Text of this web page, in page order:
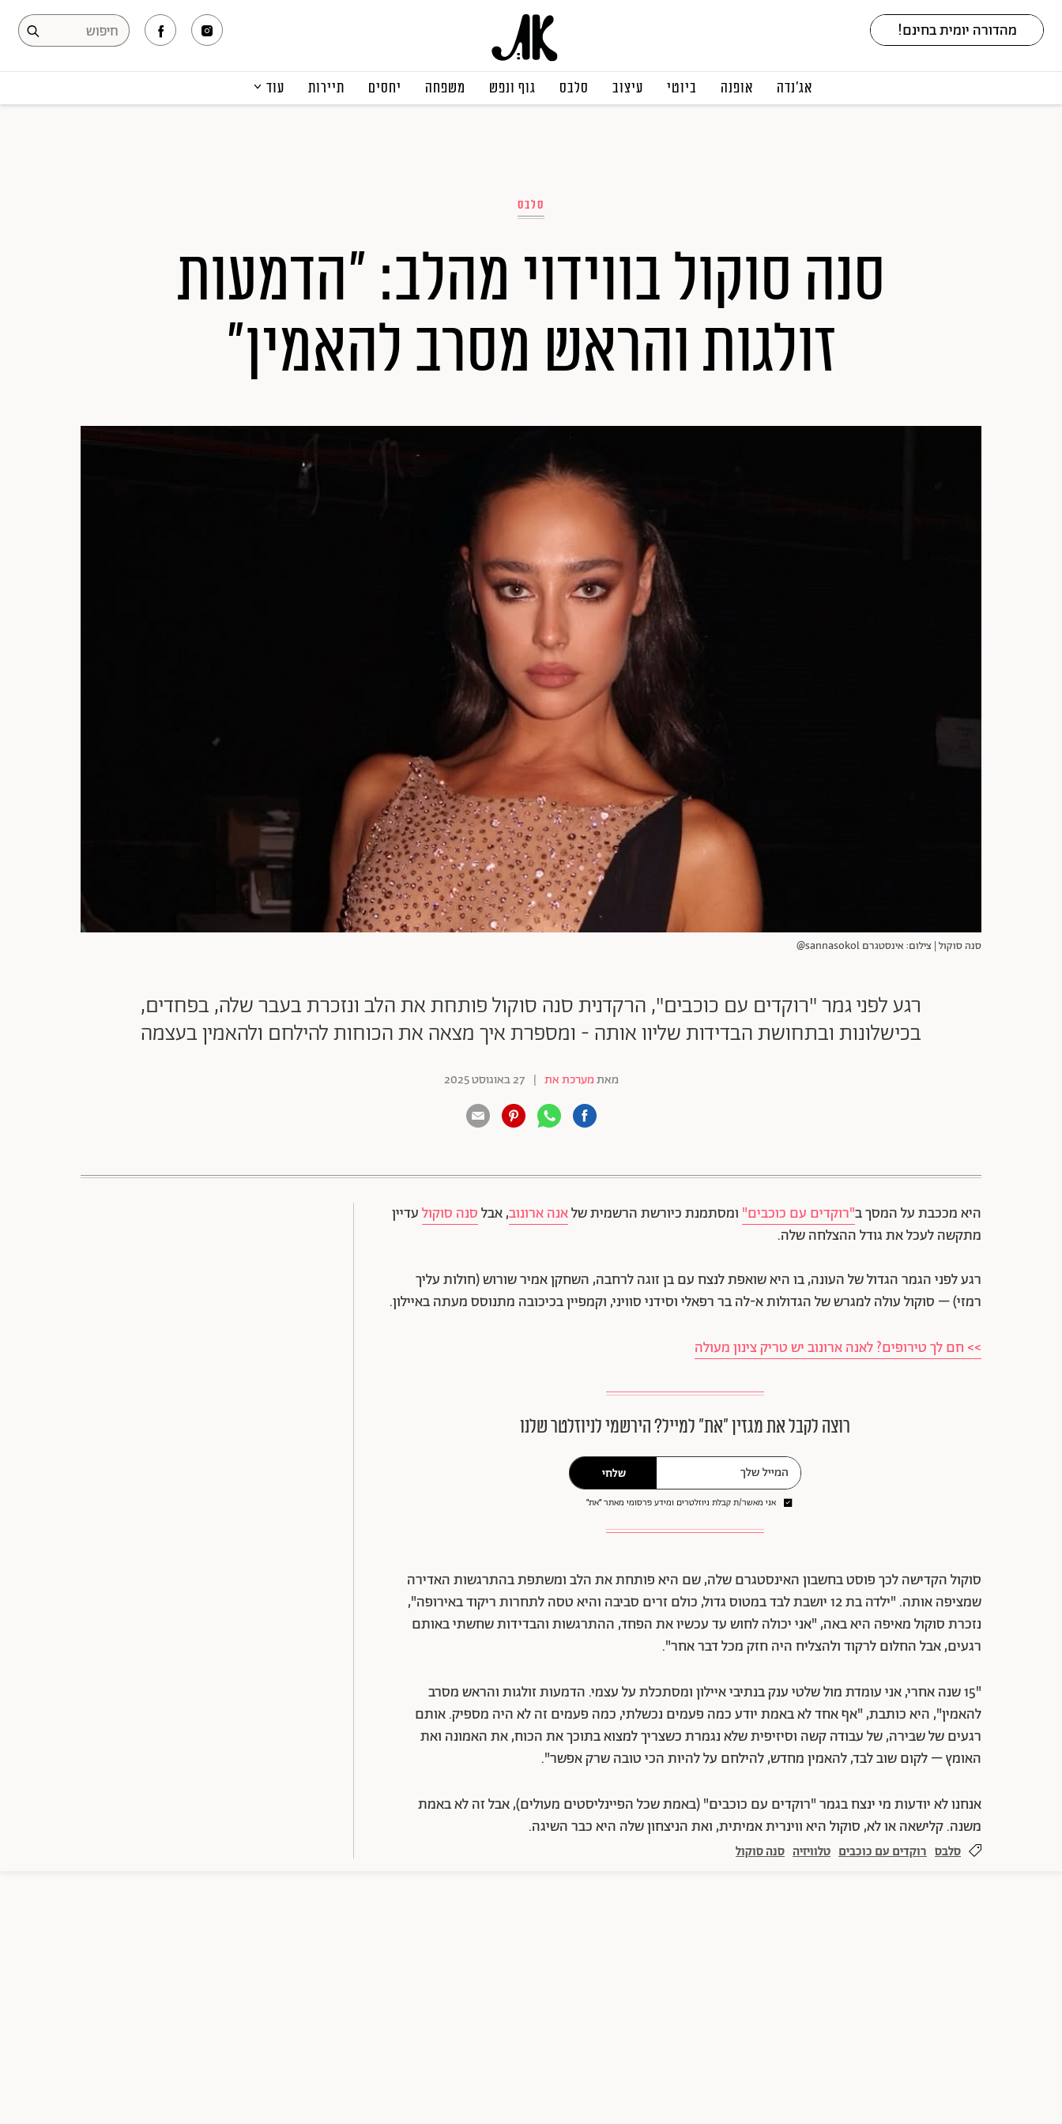
אג׳נדה אופנה ביוטי עיצוב סלבס גוף ונפש משפחה יחסים תיירות עוד
סלבס
סנה סוקול בווידוי מהלב: "הדמעות
זולגות והראש מסרב להאמין"
סנה סוקול | צילום: אינסטגרם sannasokol@
רגע לפני גמר "רוקדים עם כוכבים", הרקדנית סנה סוקול פותחת את הלב ונזכרת בעבר שלה, בפחדים,
בכישלונות ובתחושת הבדידות שליוו אותה - ומספרת איך מצאה את הכוחות להילחם ולהאמין בעצמה
מאתמערכת את | 27 באוגוסט 2025
היא מככבת על המסך ב"רוקדים עם כוכבים" ומסתמנת כיורשת הרשמית שלאנה ארונוב, אבלסנה סוקולעדיין
מתקשה לעכל את גודל ההצלחה שלה.
רגע לפני הגמר הגדול של העונה, בו היא שואפת לנצח עם בן זוגה לרחבה, השחקן אמיר שורוש (חולות עליך
רמזי) – סוקול עולה למגרש של הגדולות א-לה בר רפאלי וסידני סוויני, וקמפיין בכיכובה מתנוסס מעתה באיילון.
>> חם לך טירופים? לאנה ארונוב יש טריק צינון מעולה
רוצה לקבל את מגזין ״את״ למייל? הירשמי לניוזלטר שלנו
שלחי
אני מאשר/ת קבלת ניוזלטרים ומידע פרסומי מאתר ״את״
סוקול הקדישה לכך פוסט בחשבון האינסטגרם שלה, שם היא פותחת את הלב ומשתפת בהתרגשות האדירה
שמציפה אותה. "ילדה בת 12 יושבת לבד במטוס גדול, כולם זרים סביבה והיא טסה לתחרות ריקוד באירופה",
נזכרת סוקול מאיפה היא באה, "אני יכולה לחוש עד עכשיו את הפחד, ההתרגשות והבדידות שחשתי באותם
רגעים, אבל החלום לרקוד ולהצליח היה חזק מכל דבר אחר".
"15 שנה אחרי, אני עומדת מול שלטי ענק בנתיבי איילון ומסתכלת על עצמי. הדמעות זולגות והראש מסרב
להאמין", היא כותבת, "אף אחד לא באמת יודע כמה פעמים נכשלתי, כמה פעמים זה לא היה מספיק. אותם
רגעים של שבירה, של עבודה קשה וסיזיפית שלא נגמרת כשצריך למצוא בתוכך את הכוח, את האמונה ואת
האומץ – לקום שוב לבד, להאמין מחדש, להילחם על להיות הכי טובה שרק אפשר".
אנחנו לא יודעות מי ינצח בגמר "רוקדים עם כוכבים" (באמת שכל הפיינליסטים מעולים), אבל זה לא באמת
משנה. קלישאה או לא, סוקול היא ווינרית אמיתית, ואת הניצחון שלה היא כבר השיגה.
סלבס רוקדים עם כוכבים טלוויזיה סנה סוקול